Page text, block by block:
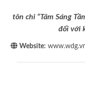
tôn chỉ “Tâm Sáng
đối với
Website: